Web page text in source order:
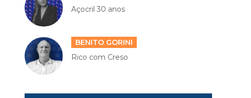
Açocril 30 anos
BENITO GORINI
Rico com Creso